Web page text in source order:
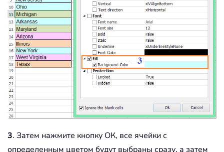
3. Затем нажмите кнопку ОК, все ячейки с
определенным цветом будут выбраны сразу, а затем